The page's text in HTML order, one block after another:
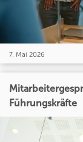
7. Mai 2026
Führungskräfte